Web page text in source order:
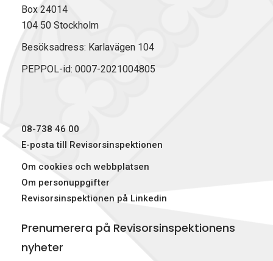
Box 24014
104 50 Stockholm
Besöksadress: Karlavägen 104
PEPPOL-id: 0007-2021004805
08-738 46 00
E-posta till Revisorsinspektionen
Om cookies och webbplatsen
Om personuppgifter
Revisorsinspektionen på Linkedin
Prenumerera på Revisorsinspektionens
nyheter